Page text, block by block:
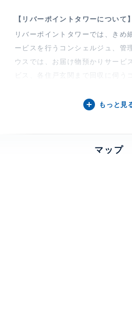
【リバーポイントタワーについて】
リバーポイントタワーでは、きめ
ービスを行うコンシェルジュ、管
ウスでは、お届け物預かりサービ
ビス、各住戸玄関まで回収に伺う
でホテルに住んでいるかのような
楽器相談、 バル
もっと見
マップ